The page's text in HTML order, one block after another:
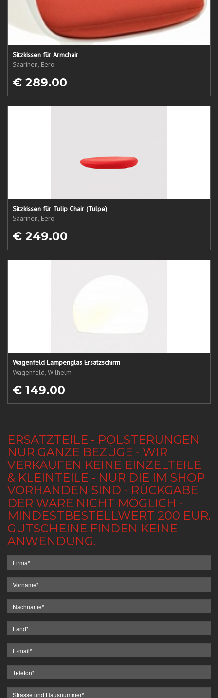
Sitzkissen für Armchair
Saarinen, Eero
€ 289.00
Sitzkissen für Tulip Chair (Tulpe)
Saarinen, Eero
€ 249.00
Wagenfeld Lampenglas Ersatzschirm
Wagenfeld, Wilhelm
€ 149.00
ERSATZTEILE - POLSTERUNGEN
NUR GANZE BEZÜGE - WIR
VERKAUFEN KEINE EINZELTEILE
& KLEINTEILE - NUR DIE IM SHOP
VORHANDEN SIND - RÜCKGABE
DER WARE NICHT MÖGLICH -
MINDESTBESTELLWERT 200 EUR.
GUTSCHEINE FINDEN KEINE
ANWENDUNG.